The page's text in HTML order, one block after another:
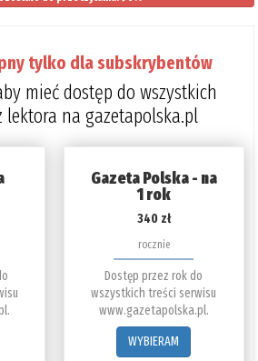
tylko dla subskrybentów
mieć dostęp do wszystkich
lektora na gazetapolska.pl
Gazeta Polska - na
1 rok
340 zł
rocznie
Dostęp przez rok do
wszystkich treści serwisu
www.gazetapolska.pl.
WYBIERAM